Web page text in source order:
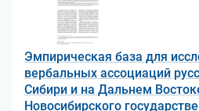
Эмпирическая база для
вербальных ассоциаций
Сибири и на Дальнем
Новосибирского